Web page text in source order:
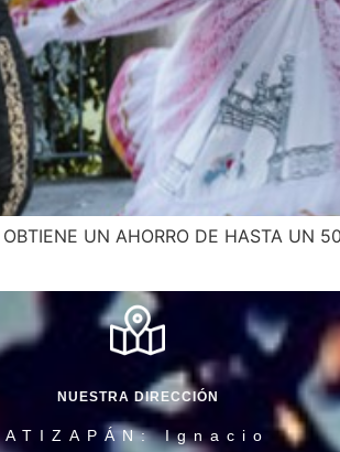
UN AHORRO DE HASTA UN
NUESTRA DIRECCIÓN
ATIZAPÁN: Ignacio